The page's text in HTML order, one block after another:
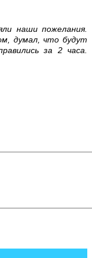
наши пожелания.
думал, что будут
за 2 часа.